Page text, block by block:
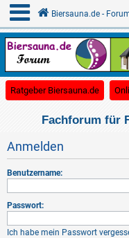
Biersauna.de -
Ratgeber Biersauna.de
Fachforum für
Anmelden
Benutzername:
Passwort:
Ich habe mein Passwort